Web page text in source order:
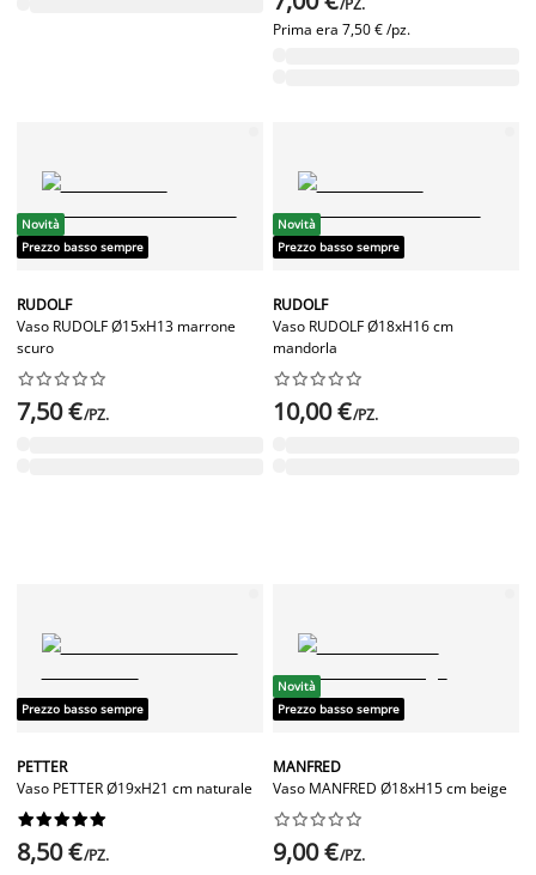
Prima era 7,50 € /pz.
Novità
Prezzo basso sempre
RUDOLF
Vaso RUDOLF Ø15xH13 marrone
scuro






7,50 €/PZ.
Novità
Prezzo basso sempre
RUDOLF
Vaso RUDOLF Ø18xH16 cm
mandorla






10,00 €/PZ.
Prezzo basso sempre
PETTER
Vaso PETTER Ø19xH21 cm naturale






8,50 €/PZ.
Novità
Prezzo basso sempre
MANFRED
Vaso MANFRED Ø18xH15 cm beige






9,00 €/PZ.